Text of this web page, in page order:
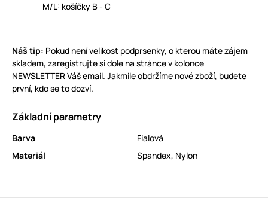
M/L: košíčky B - C
Náš tip: Pokud není velikost podprsenky, o kterou máte zájem
skladem, zaregistrujte si dole na stránce v kolonce
NEWSLETTER Váš email. Jakmile obdržíme nové zboží, budete
první, kdo se to dozví.
Základní parametry
Barva
Fialová
Materiál
Spandex, Nylon